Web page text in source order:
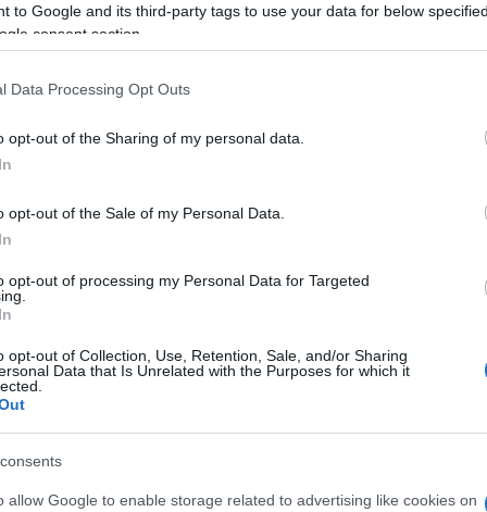
to Google and its third-party tags to use your data for below
consent section.
Data Processing Opt Outs
opt-out of the Sharing of my personal data.
opt-out of the Sale of my Personal Data.
opt-out of processing my Personal Data for Targeted
opt-out of Collection, Use, Retention, Sale, and/or Sharing
Data that Is Unrelated with the Purposes for which it
allow Google to enable storage related to advertising like cookies on
Brežiškem, kjer so sunki vetra lomili drevesa, iz
prebivalcev se je sredi neurja nad mestom zarisala tudi
prostovoljna gasilska društva. Ozračje se bo sicer
v prvi polovici noči.
bodo od 14 do 20 °C.
veter. Proti večeru se bodo od severa začele
bodo od 27 do 34 °C. Jutri bo po nižinah sredi